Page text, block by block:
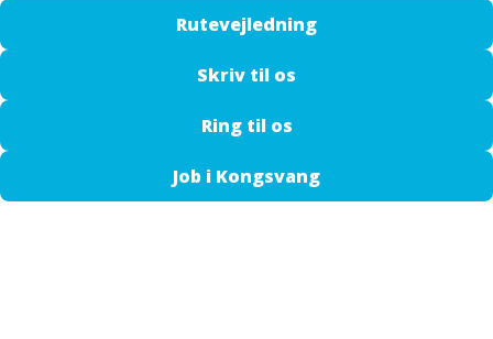
Rutevejledning
Skriv til os
Ring til os
Job i Kongsvang